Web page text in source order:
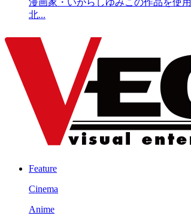
漫画家・いがらしゆみこの作品を使
北...
Feature
Cinema
Anime